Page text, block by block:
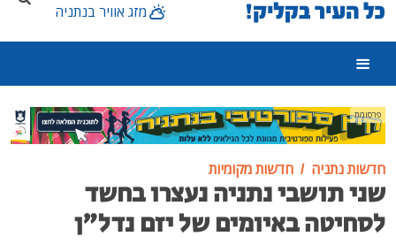
מזג אוויר בנתניה
פרסומת
חדשות נתניה חדשות מקומיות
שני תושבי נתניה נעצרו בחשד
לסחיטה באיומים של יזם נדל"ן